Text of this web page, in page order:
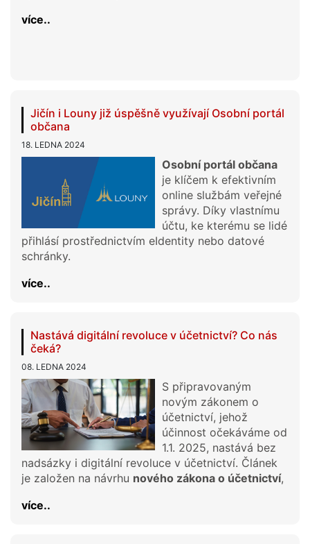
více..
Jičín i Louny již úspěšně využívají Osobní portál
občana
18. LEDNA 2024
Osobní portál občana
je klíčem k efektivním
online službám veřejné
správy. Díky vlastnímu
účtu, ke kterému se lidé
přihlásí prostřednictvím eIdentity nebo datové
schránky.
více..
Nastává digitální revoluce v účetnictví? Co nás
čeká?
08. LEDNA 2024
S připravovaným
novým zákonem o
účetnictví, jehož
účinnost očekáváme od
1.1. 2025, nastává bez
nadsázky i digitální revoluce v účetnictví. Článek
je založen na návrhu nového zákona o účetnictví,
více..